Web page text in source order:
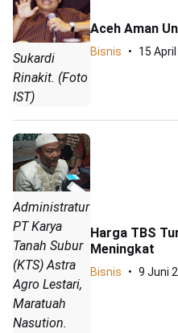
Sukardi
Rinakit. (Foto
IST)
Aceh Aman
Bisnis 15
Administratur
PT Karya
Tanah Subur
(KTS) Astra
Agro Lestari,
Maratuah
Nasution.
Harga TBS
Meningkat
Bisnis 9 Juni